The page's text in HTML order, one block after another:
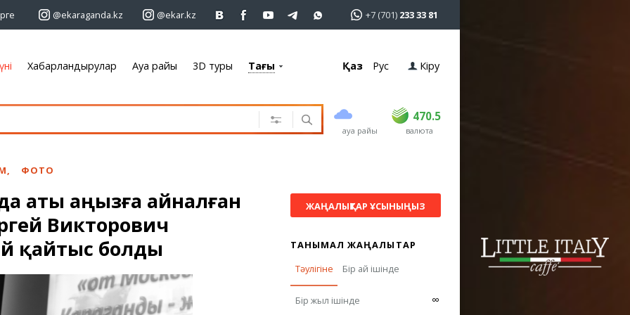
@ekaraganda.kz @ekar.kz +7 (701) 233 33 81
Хабарландырулар
Автомобильдер
Қызметтер
Электроника
Жиһаз
Ауа райы
Хабарландырулар Ауа райы 3D туры Тағы Қаз Рус Кіру
ауа райы
470.5
USD 469 470.5
EUR валюта
, ФОТО
аты аңызға айналған
Викторович
қайтыс болды
ЖАҢАЛЫҚТАР ҰСЫНЫҢЫЗ
ТАНЫМАЛ ЖАҢАЛЫҚТАР
Тәулігіне
Бір ай ішінде
Бір жыл ішінде ∞